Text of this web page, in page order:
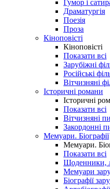
Гумор і
Драматургія
Поезія
Проза
Кіноповісті
Кіноповісті
Показати всі
Зарубіжні
Російські
Вітчизняні
Історичні романи
Історичні
Показати всі
Вітчизняні
Закордонні
Мемуари. Біографії
Мемуари.
Показати всі
Щоденники,
Мемуари
Біографії